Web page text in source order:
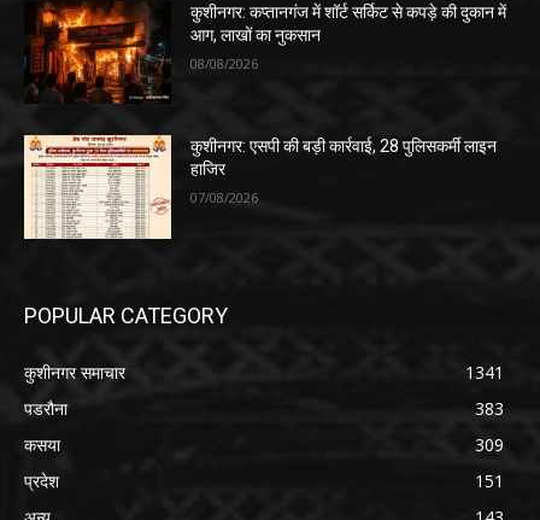
कुशीनगर: कप्तानगंज में शॉर्ट सर्किट से कपड़े की दुकान में
आग, लाखों का नुकसान
08/08/2026
कुशीनगर: एसपी की बड़ी कार्रवाई, 28 पुलिसकर्मी लाइन
हाजिर
07/08/2026
POPULAR CATEGORY
कुशीनगर समाचार
1341
पडरौना
383
कसया
309
प्रदेश
151